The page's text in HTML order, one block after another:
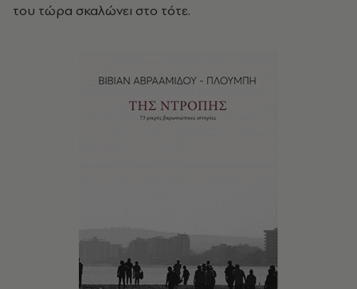
του τώρα σκαλώνει στο τότε.